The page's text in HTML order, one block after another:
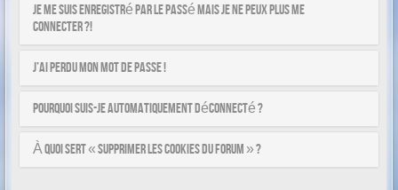
Je me suis enregistré par le passé mais je ne peux plus me
connecter ?!
J’ai perdu mon mot de passe !
Pourquoi suis-je automatiquement déconnecté ?
À quoi sert « Supprimer les cookies du forum » ?